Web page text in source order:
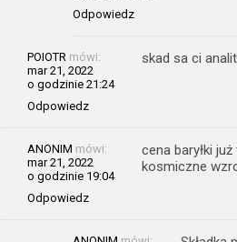
Odpowiedz
POIOTR mówi:
mar 21, 2022
o godzinie 21:24
Odpowiedz
skad sa ci
ANONIM mówi:
mar 21, 2022
o godzinie 19:04
Odpowiedz
cena baryłki
kosmiczne